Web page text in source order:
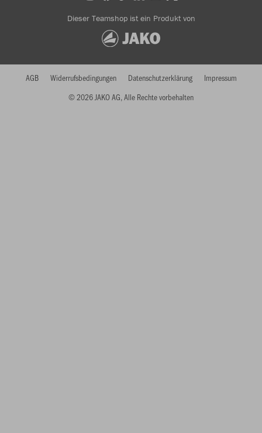
Dieser Teamshop ist ein Produkt von
© 2026 JAKO AG, Alle Rechte vorbehalten
AGB Widerrufsbedingungen Datenschutzerklärung Impressum